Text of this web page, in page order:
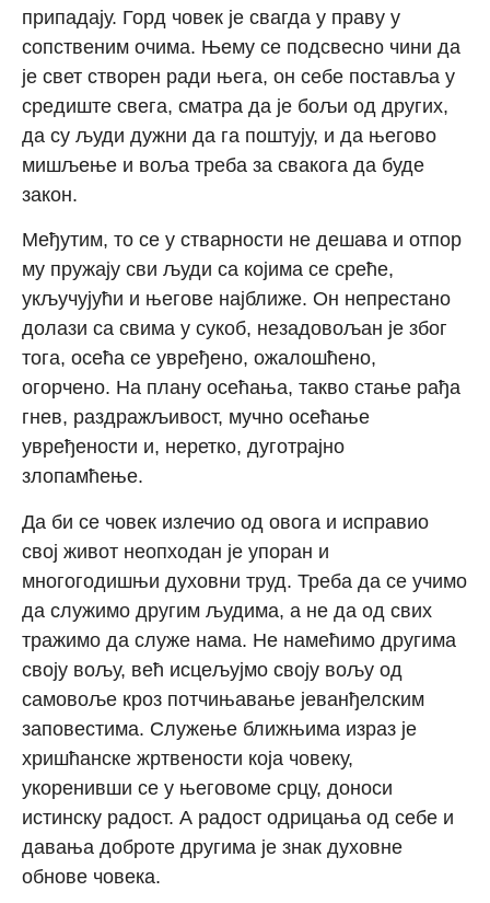
припадају. Горд човек је свагда у праву у
сопственим очима. Њему се подсвесно чини да
је свет створен ради њега, он себе поставља у
средиште свега, сматра да је бољи од других,
да су људи дужни да га поштују, и да његово
мишљење и воља треба за свакога да буде
закон.
Међутим, то се у стварности не дешава и отпор
му пружају сви људи са којима се среће,
укључујући и његове најближе. Он непрестано
долази са свима у сукоб, незадовољан је због
тога, осећа се увређено, ожалошћено,
огорчено. На плану осећања, такво стање рађа
гнев, раздражљивост, мучно осећање
увређености и, неретко, дуготрајно
злопамћење.
Да би се човек излечио од овога и исправио
свој живот неопходан је упоран и
многогодишњи духовни труд. Треба да се учимо
да служимо другим људима, а не да од свих
тражимо да служе нама. Не намећимо другима
своју вољу, већ исцељујмо своју вољу од
самовоље кроз потчињавање јеванђелским
заповестима. Служење ближњима израз је
хришћанске жртвености која човеку,
укоренивши се у његовоме срцу, доноси
истинску радост. А радост одрицања од себе и
давања доброте другима је знак духовне
обнове човека.